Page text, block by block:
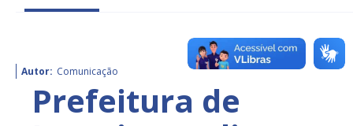
Autor: Comunicação
Prefeitura de